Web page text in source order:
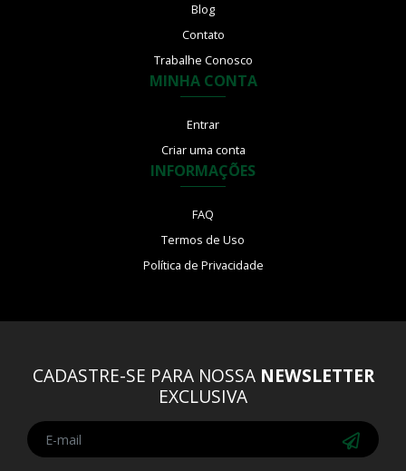
Blog
Contato
Trabalhe Conosco
MINHA CONTA
Entrar
Criar uma conta
INFORMAÇÕES
FAQ
Termos de Uso
Política de Privacidade
CADASTRE-SE PARA NOSSA NEWSLETTER
EXCLUSIVA